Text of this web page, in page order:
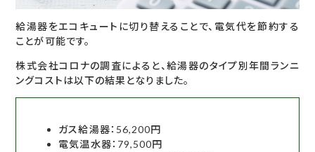
給湯器をエコキュートに切り替えることで、電気代を節約する
ことが可能です。
株式会社コロナの調査によると、給湯器のタイプ別年間ランニ
ングコストは以下の結果となりました。
ガス給湯器：56,200円
電気温水器：79,500円